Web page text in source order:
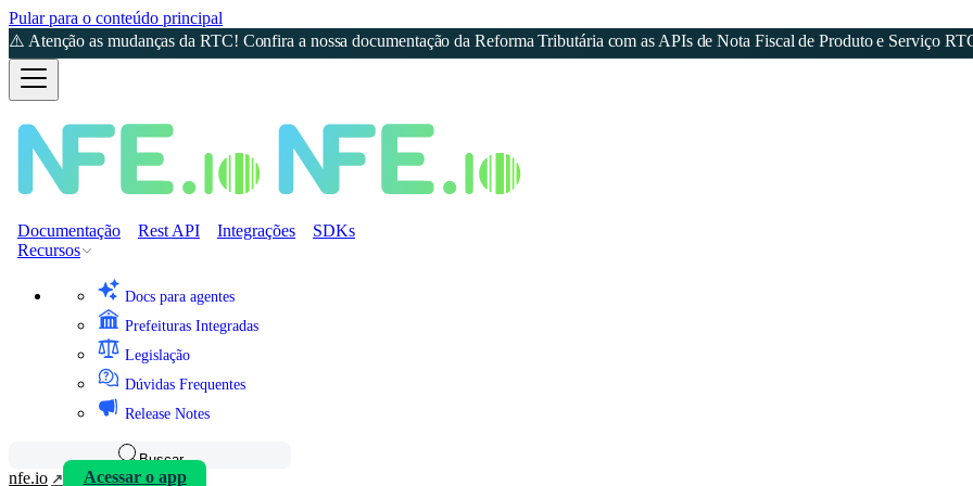
Pular para o conteúdo principal
⚠️ Atenção as mudanças da RTC! Confira a nossa documentação da Reforma Tributária com as APIs de Nota Fiscal de Produto e Serviço
Documentação Rest API Integrações
SDKs
Recursos
Docs para agentes
Prefeituras Integradas
Legislação
Dúvidas Frequentes
Release Notes
Buscar
nfe.io Acessar o app